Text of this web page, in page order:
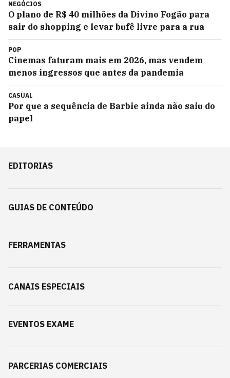
NEGÓCIOS
O plano de R$ 40 milhões da Divino Fogão para
sair do shopping e levar bufê livre para a rua
POP
Cinemas faturam mais em 2026, mas vendem
menos ingressos que antes da pandemia
CASUAL
Por que a sequência de Barbie ainda não saiu do
papel
EDITORIAS
GUIAS DE CONTEÚDO
FERRAMENTAS
CANAIS ESPECIAIS
EVENTOS EXAME
PARCERIAS COMERCIAIS